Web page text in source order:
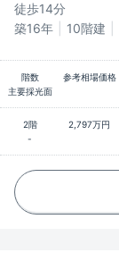
徒歩14分
築16年
10階建
階数 参考相場価格
主要採光面
2階 2,797万円
-